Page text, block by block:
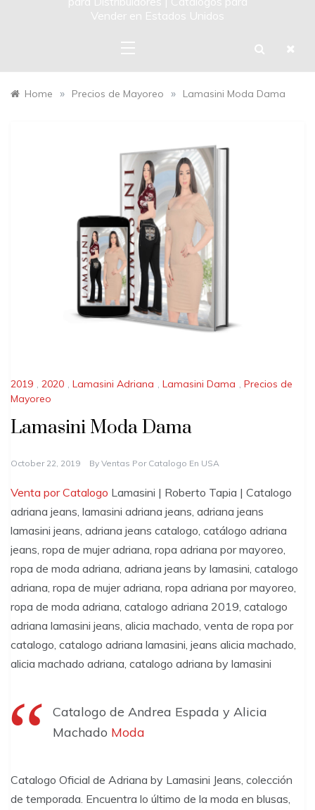
Vender en Estados Unidos
Home » Precios de Mayoreo » Lamasini Moda Dama
2019 2020 Lamasini Adriana Lamasini Dama
Precios de
Mayoreo
Lamasini Moda Dama
October 22, 2019 By Ventas Por Catalogo En USA
Venta por Catalogo Lamasini | Roberto Tapia | Catalogo
adriana jeans, lamasini adriana jeans, adriana jeans
lamasini jeans, adriana jeans catalogo, catálogo adriana
jeans, ropa de mujer adriana, ropa adriana por mayoreo,
ropa de moda adriana, adriana jeans by lamasini, catalogo
adriana, ropa de mujer adriana, ropa adriana por mayoreo,
ropa de moda adriana, catalogo adriana 2019, catalogo
adriana lamasini jeans, alicia machado, venta de ropa por
catalogo, catalogo adriana lamasini, jeans alicia machado,
alicia machado adriana, catalogo adriana by lamasini
Catalogo de Andrea Espada y Alicia
Machado Moda
Catalogo Oficial de Adriana by Lamasini Jeans, colección
de temporada. Encuentra lo último de la moda en blusas,